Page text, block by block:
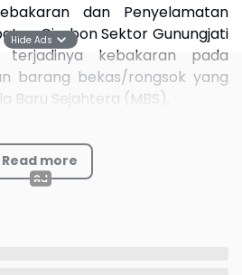
Read more
dan Penyelamatan
Cirebon Sektor Gunungjati
terjadinya kebakaran pada
barang bekas/rongsok yang
Baru Sejahtera (MBS).
api terlihat besar dan
pemadaman, karena
ke rumah penduduk," kata
Cirebon, Eno Sujana.
Hide Ads